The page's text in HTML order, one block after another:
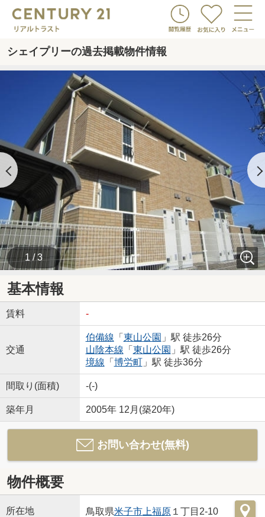
シェイプリーの過去掲載物件情報
1 / 3
基本情報
賃料 -
交通
伯備線 「 東山公園 」駅 徒歩26分
山陰本線 「 東山公園 」駅 徒歩26分
境線 「 博労町」駅 徒歩36分
間取り(面積) -(-)
築年月 2005年 12月(築20年)
お問い合わせ(無料)
物件概要
所在地 鳥取県米子市上福原１丁目2-10